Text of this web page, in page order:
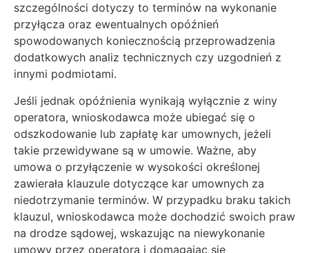
szczególności dotyczy to terminów na wykonanie
przyłącza oraz ewentualnych opóźnień
spowodowanych koniecznością przeprowadzenia
dodatkowych analiz technicznych czy uzgodnień z
innymi podmiotami.
Jeśli jednak opóźnienia wynikają wyłącznie z winy
operatora, wnioskodawca może ubiegać się o
odszkodowanie lub zapłatę kar umownych, jeżeli
takie przewidywane są w umowie. Ważne, aby
umowa o przyłączenie w wysokości określonej
zawierała klauzule dotyczące kar umownych za
niedotrzymanie terminów. W przypadku braku takich
klauzul, wnioskodawca może dochodzić swoich praw
na drodze sądowej, wskazując na niewykonanie
umowy przez operatora i domagając się